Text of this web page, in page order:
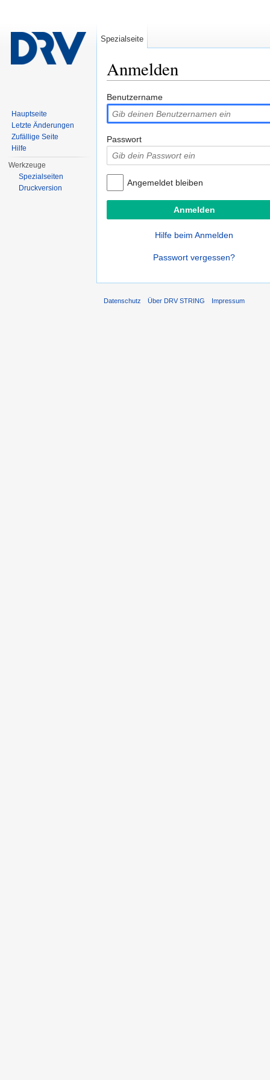
Anmelden
Benutzername
Passwort
Angemeldet bleiben
Hilfe beim Anmelden
Passwort vergessen?
Spezialseite
Hauptseite
Letzte Änderungen
Zufällige Seite
Hilfe
Werkzeuge
Spezialseiten
Druckversion
Datenschutz Über DRV STRING Impressum